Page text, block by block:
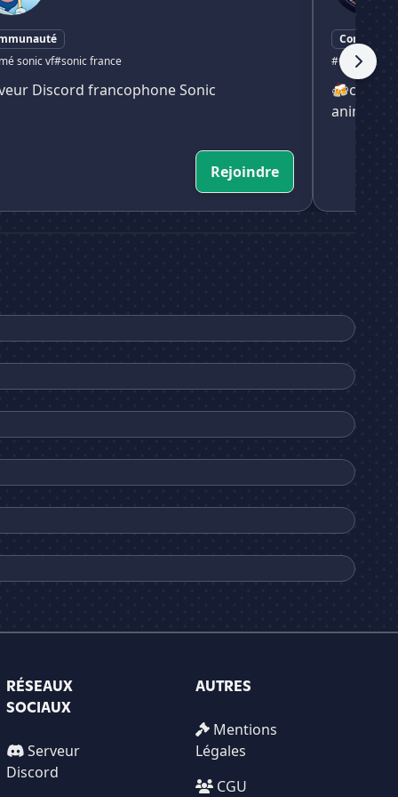
sonic vf#sonic france
Discord francophone Sonic
Rejoindre
RÉSEAUX
SOCIAUX
Serveur
Discord
AUTRES
Mentions
Légales
CGU